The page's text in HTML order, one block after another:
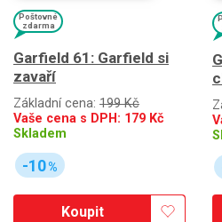
Poštovné
zdarma
Garfield 61: Garfield si
zavaří
Základní cena: 199 Kč
Vaše cena s DPH: 179 Kč
Skladem
-10%
Koupit